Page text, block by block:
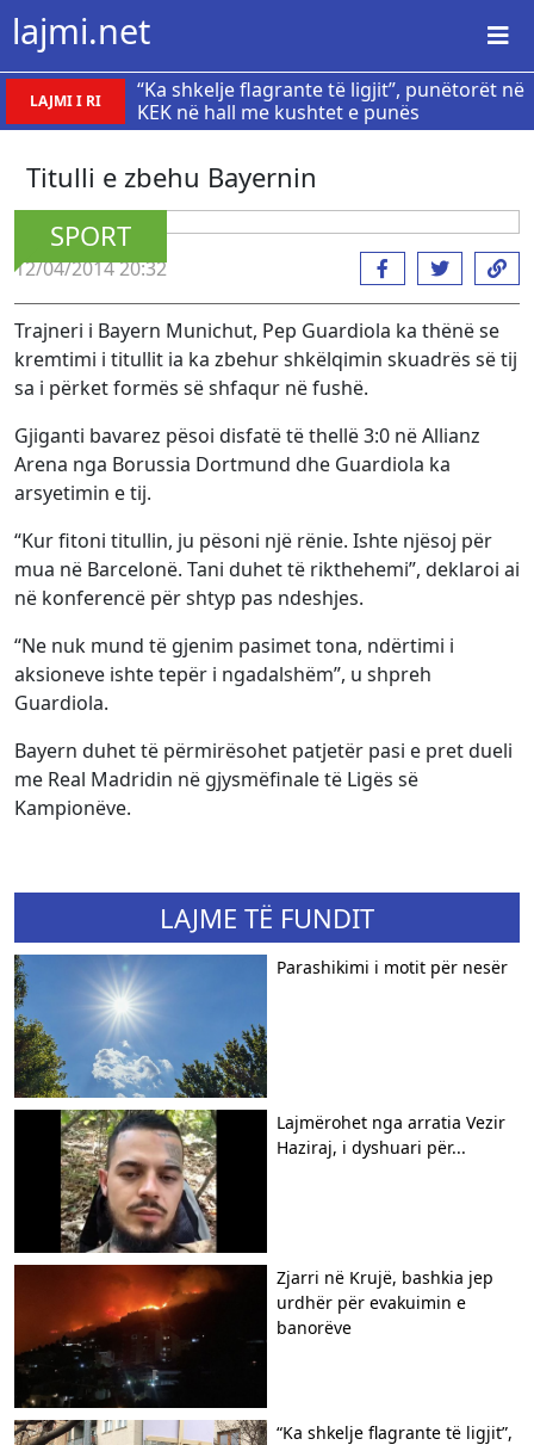
lajmi.net
LAJMI I RI
“Ka shkelje flagrante të ligjit”, punëtorët në
KEK në hall me kushtet e punës
Titulli e zbehu Bayernin
SPORT
12/04/2014 20:32
Trajneri i Bayern Munichut, Pep Guardiola ka thënë se
kremtimi i titullit ia ka zbehur shkëlqimin skuadrës së tij
sa i përket formës së shfaqur në fushë.
Gjiganti bavarez pësoi disfatë të thellë 3:0 në Allianz
Arena nga Borussia Dortmund dhe Guardiola ka
arsyetimin e tij.
“Kur fitoni titullin, ju pësoni një rënie. Ishte njësoj për
mua në Barcelonë. Tani duhet të rikthehemi”, deklaroi ai
në konferencë për shtyp pas ndeshjes.
“Ne nuk mund të gjenim pasimet tona, ndërtimi i
aksioneve ishte tepër i ngadalshëm”, u shpreh
Guardiola.
Bayern duhet të përmirësohet patjetër pasi e pret dueli
me Real Madridin në gjysmëfinale të Ligës së
Kampionëve.
LAJME TË FUNDIT
Parashikimi i motit për nesër
Lajmërohet nga arratia Vezir
Haziraj, i dyshuari për...
Zjarri në Krujë, bashkia jep
urdhër për evakuimin e
banorëve
“Ka shkelje flagrante të ligjit”,